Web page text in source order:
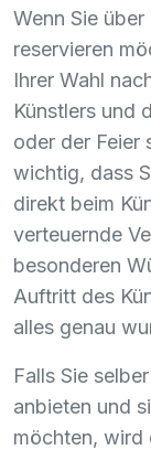
Wenn Sie
reservieren
Ihrer Wahl
Künstlers und
oder der Feier
wichtig, dass
direkt beim
verteuernde
besonderen
Auftritt des
alles genau
Falls Sie
anbieten und
möchten, wird